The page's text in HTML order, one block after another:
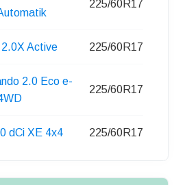
225/60R17
Active 225/60R17
2.0 Eco e-
225/60R17
dCi XE 4x4 225/60R17